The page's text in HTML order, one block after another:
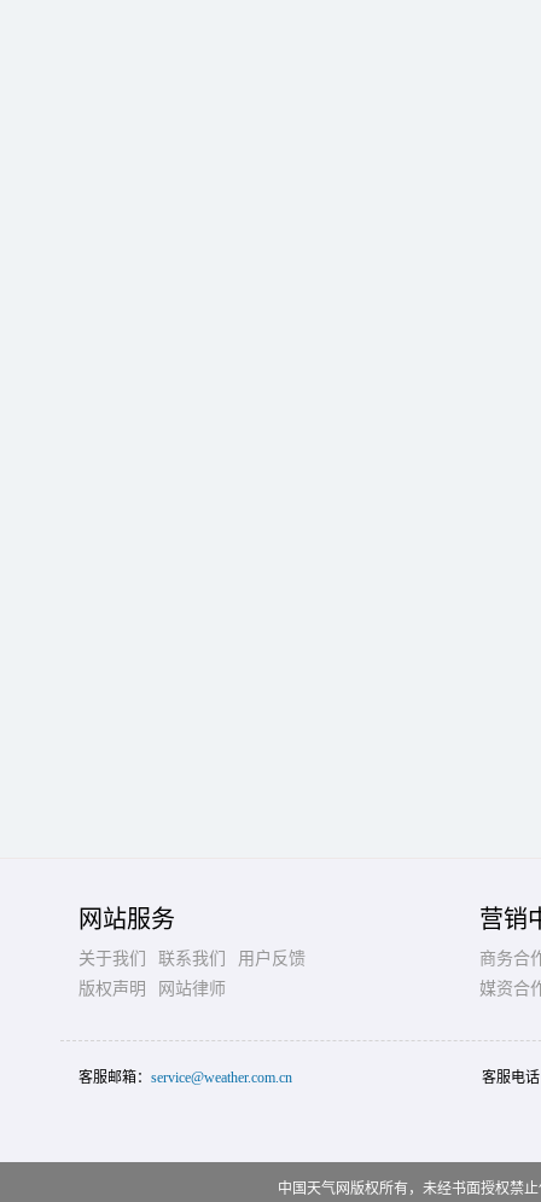
网站服务
关于我们 联系我们
用户反馈
版权声明
网站律师
营销
商务合
媒资合
客服邮箱： service@weather.com.cn 客服电
中国天气网版权所有，未经书面授权